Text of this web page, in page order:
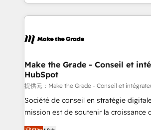
new HubSpot portal with Advanced
CRM Migrations using our in-house
HubSpot into a genuine growth engine.
HubSpot's Global Partner of the Year
worldwide, and with over 15 years in
One company, one operating model,
across offices and consulting teams in
Canada, Germany, France, Belgium,
South Africa. Certified compliant with ISO/IEC
27001:2022 and ISO 9001:2015 across
Make the Grade - Conseil et
HubSpot
提供元：Make the Grade - Conseil et
Société de conseil en stratégie
mission est de soutenir la croissance
B2B à travers l’acquisition de